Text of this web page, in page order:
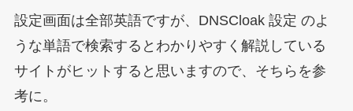
設定画面は全部英語ですが、DNSCloak 設定 のよ
うな単語で検索するとわかりやすく解説している
サイトがヒットすると思いますので、そちらを参
考に。